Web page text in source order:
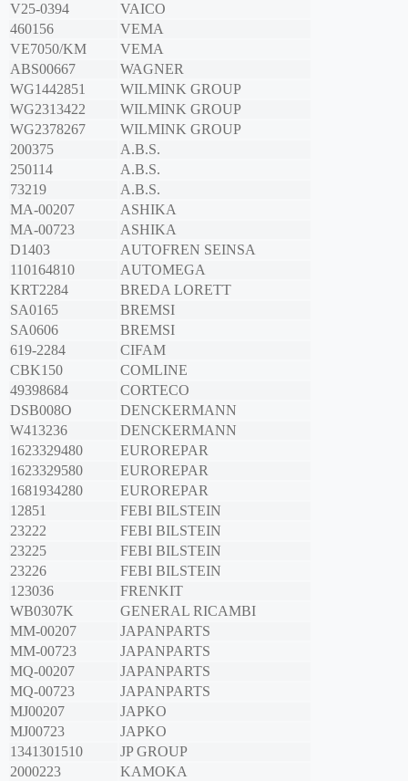
V25-0394
VAICO
460156
VEMA
VE7050/KM
VEMA
ABS00667
WAGNER
WG1442851
WILMINK GROUP
WG2313422
WILMINK GROUP
WG2378267
WILMINK GROUP
200375
A.B.S.
250114
A.B.S.
73219
A.B.S.
MA-00207
ASHIKA
MA-00723
ASHIKA
D1403
AUTOFREN SEINSA
110164810
AUTOMEGA
KRT2284
BREDA LORETT
SA0165
BREMSI
SA0606
BREMSI
619-2284
CIFAM
CBK150
COMLINE
49398684
CORTECO
DSB008O
DENCKERMANN
W413236
DENCKERMANN
1623329480
EUROREPAR
1623329580
EUROREPAR
1681934280
EUROREPAR
12851
FEBI BILSTEIN
23222
FEBI BILSTEIN
23225
FEBI BILSTEIN
23226
FEBI BILSTEIN
123036
FRENKIT
WB0307K
GENERAL RICAMBI
MM-00207
JAPANPARTS
MM-00723
JAPANPARTS
MQ-00207
JAPANPARTS
MQ-00723
JAPANPARTS
MJ00207
JAPKO
MJ00723
JAPKO
1341301510
JP GROUP
2000223
KAMOKA